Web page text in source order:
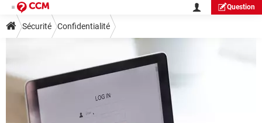
Question
Sécurité Confidentialité